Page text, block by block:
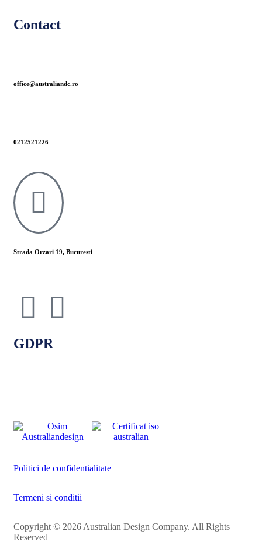
Contact
office@australiandc.ro
0212521226
Strada Orzari 19, Bucuresti
GDPR
Politici de confidentialitate
Termeni si conditii
Copyright © 2026 Australian Design Company. All Rights
Reserved